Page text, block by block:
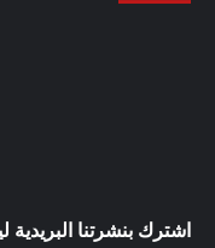
اشترك بنشرتنا البريدية